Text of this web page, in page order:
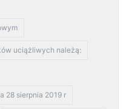
uciążliwych należą:
28 sierpnia 2019 r